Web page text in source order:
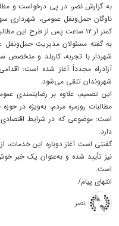
به گزارش نصر، در پی درخواست و
ناوگان حمل‌ونقل عمومی، شهرداری
کمتر از ۱۲ ساعت پس از طرح این مطالبه، موضوع در دستور پیگیری قرار گرفت.
به گفته مسئولان مدیریت حمل‌ونقل
شهردار با تجربه، کاربلد و متخصص
آزادراه مجدداً آغاز شده است؛
شهروندان تلقی می‌شود.
این تصمیم، علاوه بر رضایتمندی
مطالبات روزمره مردم، به‌ویژه در
است؛ موضوعی که در شرایط اقتصادی
دارد.
گفتنی است آغاز دوباره این
نیز تأیید شده و به‌عنوان یک خبر
است.
انتهای پیام/
نصر